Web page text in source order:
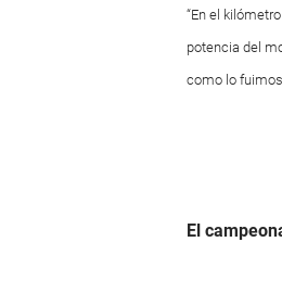
“En el
potencia del
como lo fuimos
El